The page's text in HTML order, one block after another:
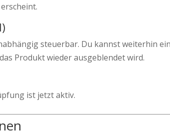
steuerbar. Du kannst weiterhin
Produkt wieder ausgeblendet wird.
ist jetzt aktiv.